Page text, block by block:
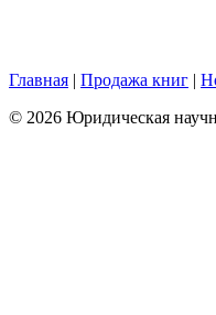
Главная | Продажа книг |
© 2026 Юридическая